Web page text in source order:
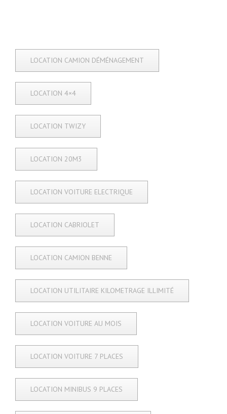
LOCATION CAMION DÉMÉNAGEMENT
LOCATION 4×4
LOCATION TWIZY
LOCATION 20M3
LOCATION VOITURE ELECTRIQUE
LOCATION CABRIOLET
LOCATION CAMION BENNE
LOCATION UTILITAIRE KILOMETRAGE ILLIMITÉ
LOCATION VOITURE AU MOIS
LOCATION VOITURE 7 PLACES
LOCATION MINIBUS 9 PLACES